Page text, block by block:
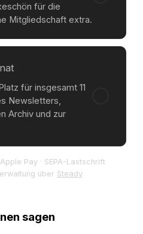
für die
Mitgliedschaft extra.
für insgesamt 11
Newsletters,
Archiv und zur
Pay · SEPA-Lastschrift
über Steady
sagen